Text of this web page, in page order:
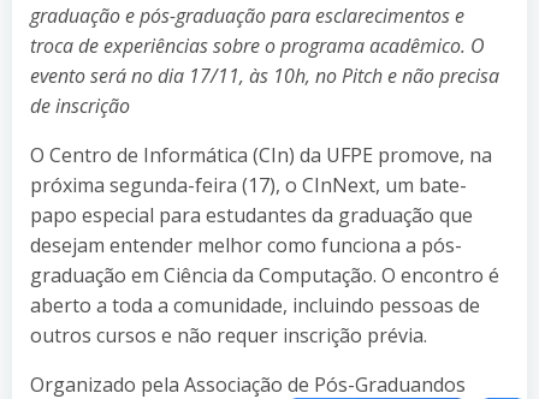
graduação e pós-graduação para esclarecimentos e
troca de experiências sobre o programa acadêmico. O
evento será no dia 17/11, às 10h, no Pitch e não precisa
de inscrição
O Centro de Informática (CIn) da UFPE promove, na
próxima segunda-feira (17), o CInNext, um bate-
papo especial para estudantes da graduação que
desejam entender melhor como funciona a pós-
graduação em Ciência da Computação. O encontro é
aberto a toda a comunidade, incluindo pessoas de
outros cursos e não requer inscrição prévia.
Organizado pela Associação de Pós-Graduandos